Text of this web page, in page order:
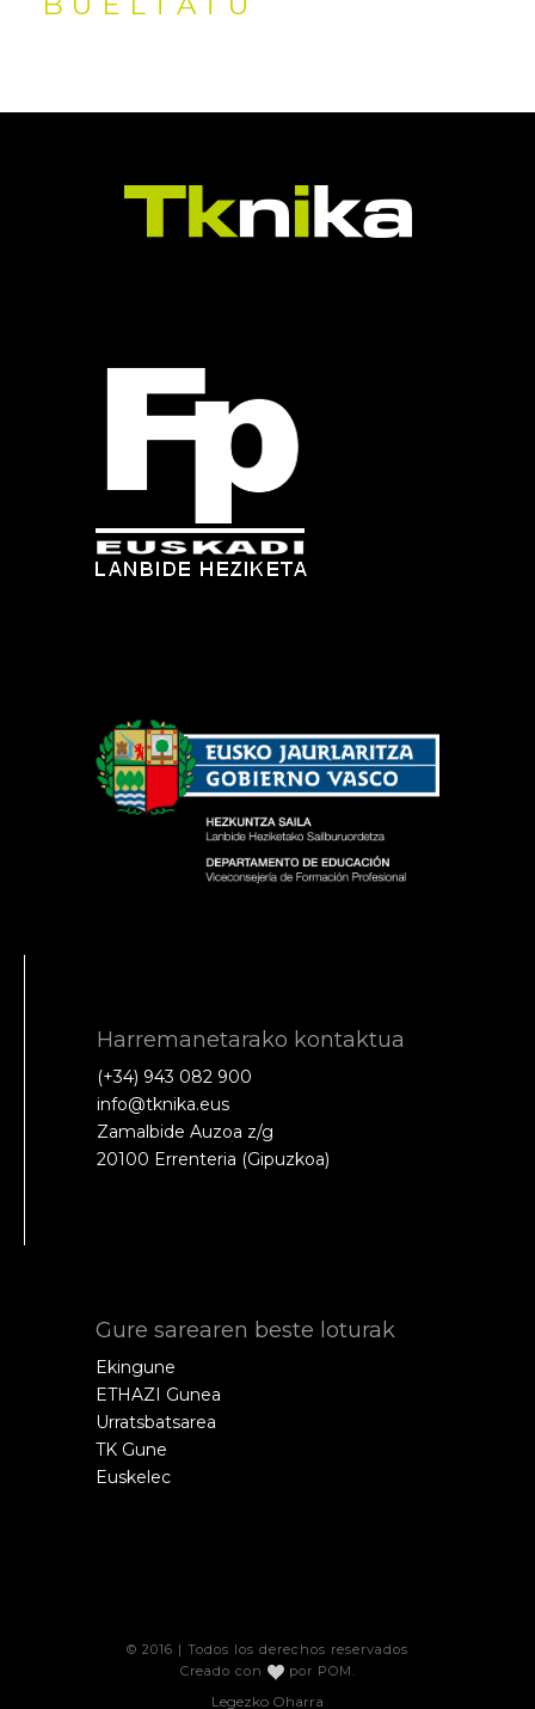
Harremanetarako kontaktua
(+34) 943 082 900
info@tknika.eus
Zamalbide Auzoa z/g
20100 Errenteria (Gipuzkoa)
Gure sarearen beste loturak
Ekingune
ETHAZI Gunea
Urratsbatsarea
TK Gune
Euskelec
© 2016 | Todos los derechos reservados
Creado con
por POM
Legezko Oharra